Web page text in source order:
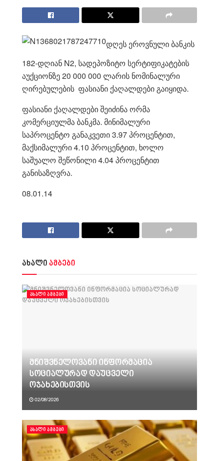
დღეს ეროვნული ბანკის
182-დღიან N2, სადეპოზიტო სერტიფიკატების
აუქციონზე 20 000 000 ლარის ნომინალური
ღირებულების ფასიანი ქაღალდები გაიყიდა.
ფასიანი ქაღალდები შეიძინა ორმა
კომერციულმა ბანკმა. მინიმალური
საპროცენტო განაკვეთი 3.97 პროცენტით,
მაქსიმალური 4.10 პროცენტით, ხოლო
საშუალო შეწონილი 4.04 პროცენტით
განისაზღვრა.
08.01.14
ახალი ამბები
ᲐᲮᲐᲚᲘ ᲐᲛᲑᲔᲑᲘ
მნიშვნელოვანი ინფორმაცია
სოციალურად დაუცველი
ოჯახებისთვის
02/08/2026
ᲐᲮᲐᲚᲘ ᲐᲛᲑᲔᲑᲘ